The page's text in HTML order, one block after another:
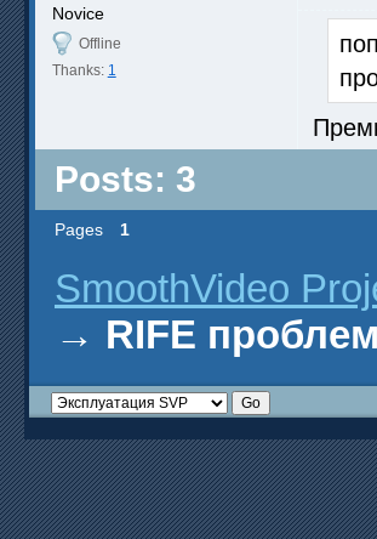
Novice
Offline
Thanks: 1
Posts: 3
Pages 1
SmoothVideo
→ RIFE